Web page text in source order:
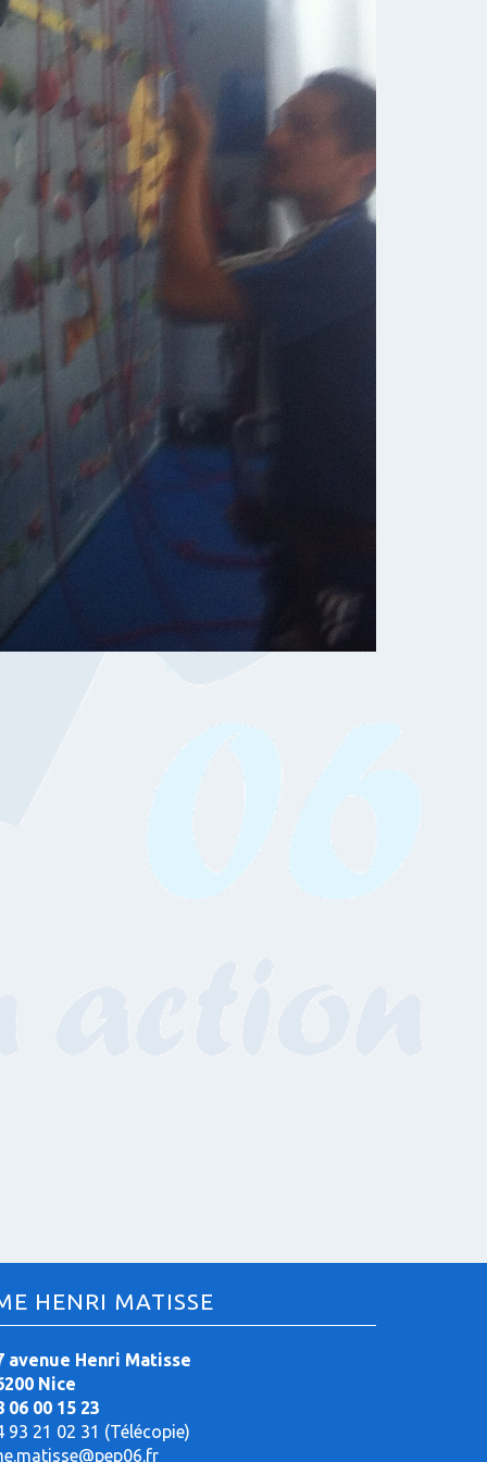
HENRI MATISSE
avenue Henri Matisse
Nice
06 00 15 23
93 21 02 31 (Télécopie)